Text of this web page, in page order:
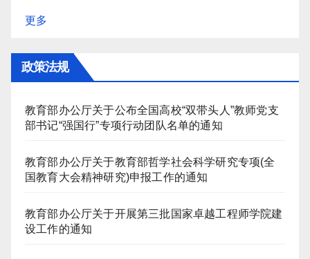
更多
政策法规
教育部办公厅关于公布全国高校“双带头人”教师党支
部书记“强国行”专项行动团队名单的通知
教育部办公厅关于教育部哲学社会科学研究专项(全
国教育大会精神研究)申报工作的通知
教育部办公厅关于开展第三批国家卓越工程师学院建
设工作的通知